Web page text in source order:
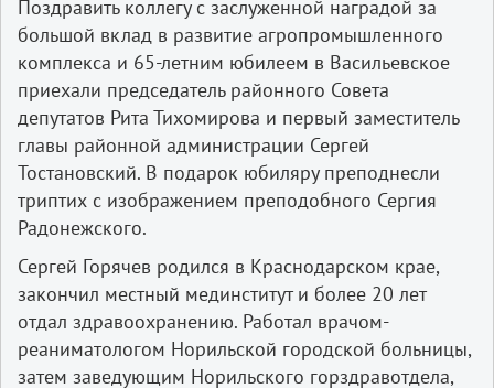
Поздравить коллегу с заслуженной наградой за
большой вклад в развитие агропромышленного
комплекса и 65-­летним юбилеем в Васильевское
приехали председатель районного Совета
депутатов Рита Тихомирова и первый заместитель
главы районной администрации Сергей
Тостановский. В подарок юбиляру преподнесли
триптих с изображением преподобного Сергия
Радонежского.
Сергей Горячев родился в Краснодарском крае,
закончил местный мединститут и более 20 лет
отдал здравоохранению. Работал врачом­
реаниматологом Норильской городской больницы,
затем заведующим Норильского горздравотдела,